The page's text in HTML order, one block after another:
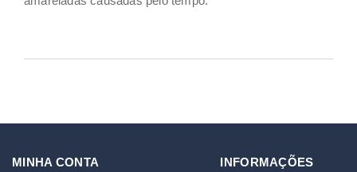
MINHA CONTA INFORMAÇÕES